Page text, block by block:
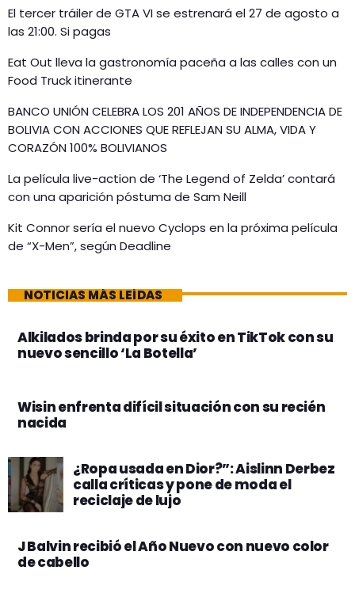
El tercer tráiler de GTA VI se estrenará el 27 de agosto a
las 21:00. Si pagas
Eat Out lleva la gastronomía paceña a las calles con un
Food Truck itinerante
BANCO UNIÓN CELEBRA LOS 201 AÑOS DE INDEPENDENCIA DE
BOLIVIA CON ACCIONES QUE REFLEJAN SU ALMA, VIDA Y
CORAZÓN 100% BOLIVIANOS
La película live-action de ‘The Legend of Zelda’ contará
con una aparición póstuma de Sam Neill
Kit Connor sería el nuevo Cyclops en la próxima película
de “X-Men”, según Deadline
NOTICIAS MÁS LEÍDAS
Alkilados brinda por su éxito en TikTok con su
nuevo sencillo ‘La Botella’
Wisin enfrenta difícil situación con su recién
nacida
¿Ropa usada en Dior?”: Aislinn Derbez
calla críticas y pone de moda el
reciclaje de lujo
J Balvin recibió el Año Nuevo con nuevo color
de cabello